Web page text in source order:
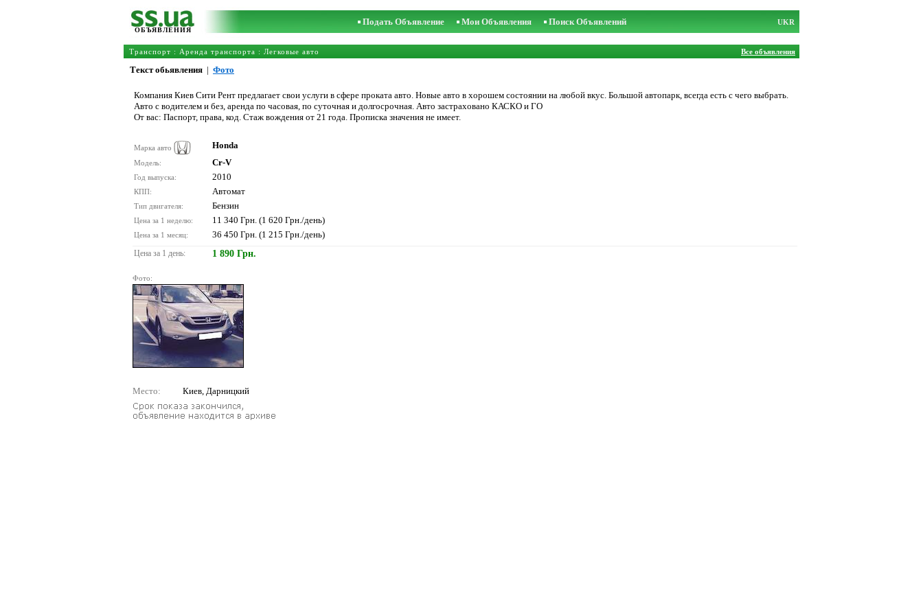
ОБЪЯВЛЕНИЯ
Подать Объявление Мои Объявления Поиск Объявлений UKR
Транспорт : Аренда транспорта : Легковые авто Все объявления
Текст обьявления | Фото
Компания Киев Сити Рент предлагает свои услуги в сфере проката авто. Новые авто в хорошем состоянии на любой вкус. Большой автопарк, всегда есть с чего выбрать.
Авто с водителем и без, аренда по часовая, по суточная и долгосрочная. Авто застраховано КАСКО и ГО
От вас: Паспорт, права, код. Стаж вождения от 21 года. Прописка значения не имеет.
Марка авто Honda
Модель: Cr-V
Год выпуска: 2010
КПП: Автомат
Тип двигателя: Бензин
Цена за 1 неделю: 11 340 Грн. (1 620 Грн./день)
Цена за 1 месяц: 36 450 Грн. (1 215 Грн./день)
Цена за 1 день: 1 890 Грн.
Фото:
Место: Киев, Дарницкий